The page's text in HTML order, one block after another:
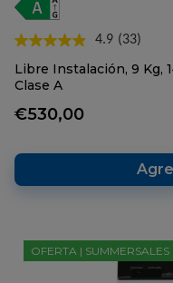
4.9 Lea
33
(33)
Libre Instalación, 9 Kg,
Clase A
€530,00
OFERTA | SUMMERSALES